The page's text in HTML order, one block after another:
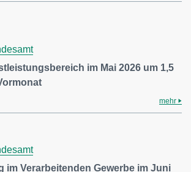
im Mai 2026 um 1,5
mehr
im Verarbeitenden Gewerbe im Juni